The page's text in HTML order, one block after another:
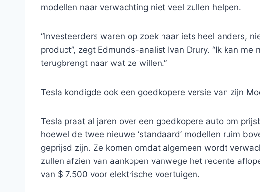
modellen naar verwachting niet veel zullen helpen.
“Investeerders waren op zoek naar iets heel anders,
product”, zegt Edmunds-analist Ivan Drury. “Ik kan
terugbrengt naar wat ze willen.”
Tesla kondigde ook een goedkopere versie van zijn
Tesla praat al jaren over een goedkopere auto om
hoewel de twee nieuwe ‘standaard’ modellen ruim
geprijsd zijn. Ze komen omdat algemeen wordt
zullen afzien van aankopen vanwege het recente
van $ 7.500 voor elektrische voertuigen.